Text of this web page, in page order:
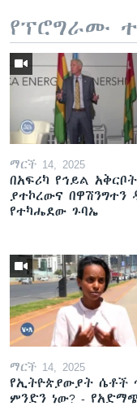
የፕሮግራሙ
ማርች 14, 2025
በአፍሪካ የኅይል
ያተኮረውና በዋሽንግተን
የተካሔደው ጉባኤ
ማርች 14, 2025
የኢትዮጵያውያት ሴቶች
ምንድን ነው? -